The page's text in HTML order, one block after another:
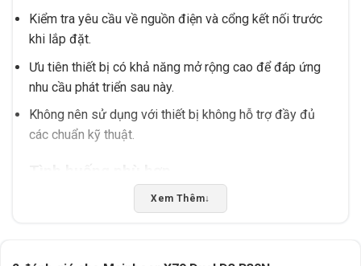
Kiểm tra yêu cầu về nguồn điện và cổng kết nối trước
khi lắp đặt.
Ưu tiên thiết bị có khả năng mở rộng cao để đáp ứng
nhu cầu phát triển sau này.
Không nên sử dụng với thiết bị không hỗ trợ đầy đủ
các chuẩn kỹ thuật.
Phù hợp cho hệ thống gaming yêu cầu hiệu năng cao
Xem Thêm↓